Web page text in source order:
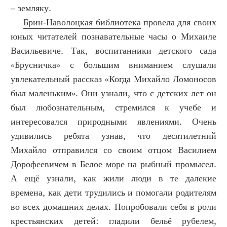
– земляку.
Брин-Наволоцкая библиотека провела для своих
юных читателей познавательные часы о Михаиле
Васильевиче. Так, воспитанники детского сада
«Брусничка» с большим вниманием слушали
увлекательный рассказ «Когда Михайло Ломоносов
был маленьким». Они узнали, что с детских лет он
был любознательным, стремился к учебе и
интересовался природными явлениями. Очень
удивились ребята узнав, что десятилетний
Михайло отправился со своим отцом Василием
Дорофеевичем в Белое море на рыбный промысел.
А ещё узнали, как жили люди в те далекие
времена, как дети трудились и помогали родителям
во всех домашних делах. Попробовали себя в роли
крестьянских детей: гладили бельё рубелем,